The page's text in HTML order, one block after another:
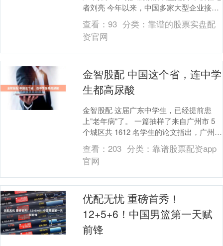
者刘亮 今年以来，中国多家大型企业接续
发力，为就业市场保驾护航。 扩大招聘规
模 高校....
查看：93 分类： 靠谱的股票实盘配
资官网
金智股配 中国这个省，连中学
生都高尿酸
金智股配 这届广东中学生，已经提前患
上"老年病"了。 一篇抽样了来自广州市 5
个城区共 1612 名学生的论文指出，广州城
区高中生中，有超过一半都被检出了高
尿....
查看：203 分类： 靠谱股票配资app
官网
优配无忧 重磅首秀！
12+5+6！中国男篮第一天赋
前锋